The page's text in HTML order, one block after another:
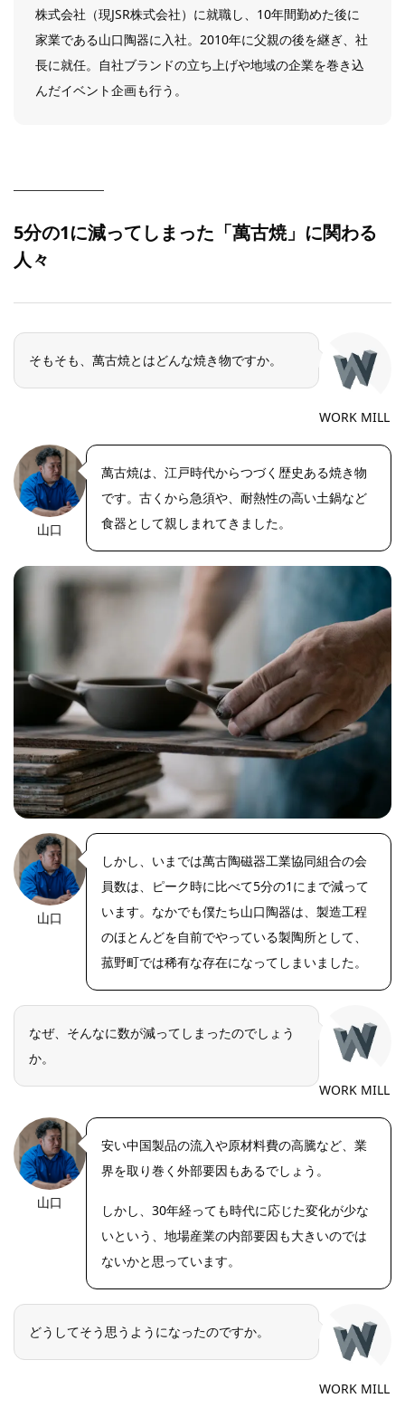
株式会社（現JSR株式会社）に就職し、10年間勤めた後に
家業である山口陶器に入社。2010年に父親の後を継ぎ、社
長に就任。自社ブランドの立ち上げや地域の企業を巻き込
んだイベント企画も行う。
5分の1に減ってしまった「萬古焼」に関わる
人々
そもそも、萬古焼とはどんな焼き物ですか。
WORK MILL
https://riseph
山口
萬古焼は、江戸時代からつづく歴史ある焼き物
です。古くから急須や、耐熱性の高い土鍋など
食器として親しまれてきました。
https://riseph
山口
しかし、いまでは萬古陶磁器工業協同組合の会
員数は、ピーク時に比べて5分の1にまで減って
います。なかでも僕たち山口陶器は、製造工程
のほとんどを自前でやっている製陶所として、
菰野町では稀有な存在になってしまいました。
なぜ、そんなに数が減ってしまったのでしょう
か。
WORK MILL
https://riseph
山口
安い中国製品の流入や原材料費の高騰など、業
界を取り巻く外部要因もあるでしょう。
しかし、30年経っても時代に応じた変化が少な
いという、地場産業の内部要因も大きいのでは
ないかと思っています。
どうしてそう思うようになったのですか。
WORK MILL